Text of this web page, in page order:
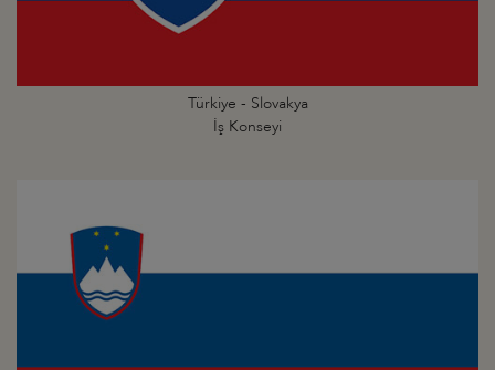
Türkiye - Slovakya
İş Konseyi